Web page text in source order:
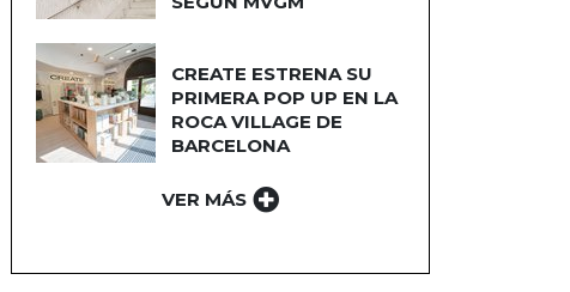
CREATE ESTRENA SU
PRIMERA POP UP EN LA
ROCA VILLAGE DE
BARCELONA
VER MÁS